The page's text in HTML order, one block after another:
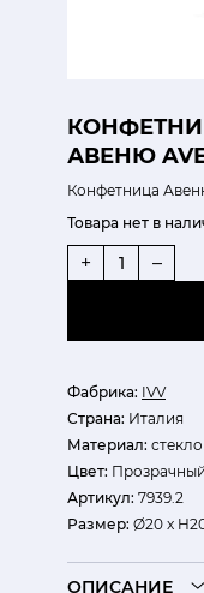
АВЕНЮ
Конфетница
Фабрика: IVV
Страна: Италия
Материал: стекло
Цвет: Прозрачный
Артикул: 7939.2
Размер: Ø20 x
Товара нет в
+ –
ОПИСАНИЕ